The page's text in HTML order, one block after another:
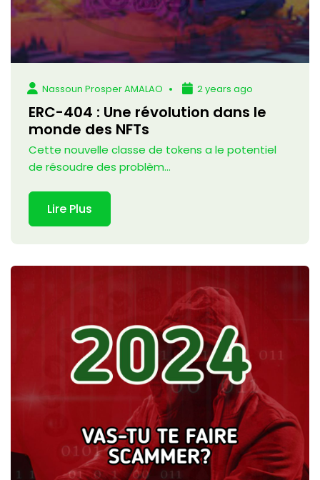
Nassoun Prosper AMALAO 2 years ago
ERC-404 : Une révolution dans le
monde des NFTs
Cette nouvelle classe de tokens a le potentiel
de résoudre des problèm...
Lire Plus